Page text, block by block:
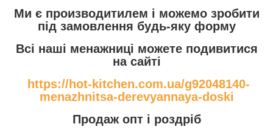
Ми є производитилем і можемо зробити
під замовлення будь-яку форму
Всі наші менажниці можете подивитися
на сайті
https://hot-kitchen.com.ua/g92048140-
menazhnitsa-derevyannaya-doski
Продаж опт і роздріб